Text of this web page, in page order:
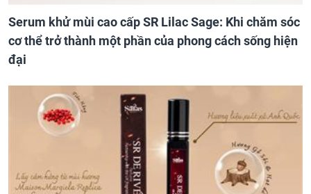
Serum khử mùi cao cấp SR Lilac Sage: Khi chăm sóc
cơ thể trở thành một phần của phong cách sống hiện
đại